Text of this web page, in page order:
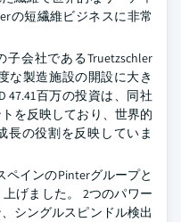
の短繊維ビジネスに非常
子会社であるTruetzschler
な製造施設の開設に大き
47.41百万の投資は、同社
を反映しており、世界的
長の役割を反映していま
ペインのPinterグループと
げました。 2つのパワー
シングルスピンドル検出